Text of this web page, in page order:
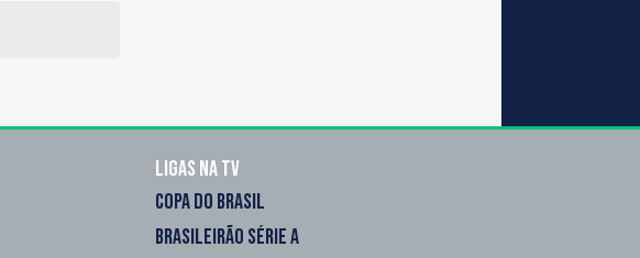
Ligas na TV
COPA DO BRASIL
BRASILEIRÃO SÉRIE A